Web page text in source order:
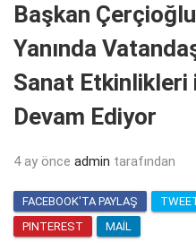
Başkan Çerçioğlu
Yanında
Sanat
Devam Ediyor
4 ay önce admin tarafından
FACEBOOK'TA PAYLAŞ
PINTEREST
MAIL